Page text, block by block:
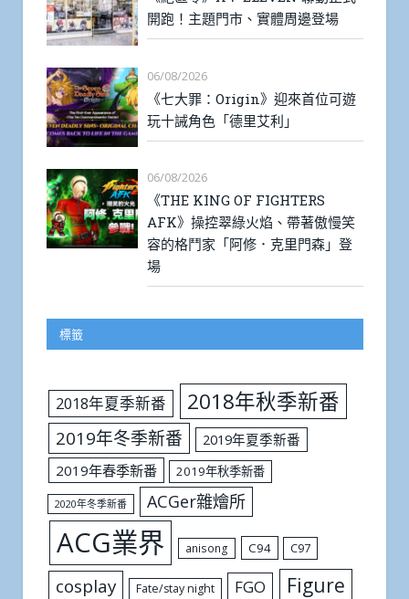
開跑！主題門市、實體周邊登場
06/08/2026
《七大罪：Origin》迎來首位可遊
玩十誡角色「德里艾利」
06/08/2026
《THE KING OF FIGHTERS
AFK》操控翠綠火焰、帶著傲慢笑
容的格鬥家「阿修．克里門森」登
場
標籤
2018年夏季新番 2018年秋季新番
2019年冬季新番
2019年夏季新番
2019年春季新番
2019年秋季新番
2020年冬季新番 ACGer雜燴所
ACG業界 anisong C94 C97
cosplay Fate/stay night FGO Figure